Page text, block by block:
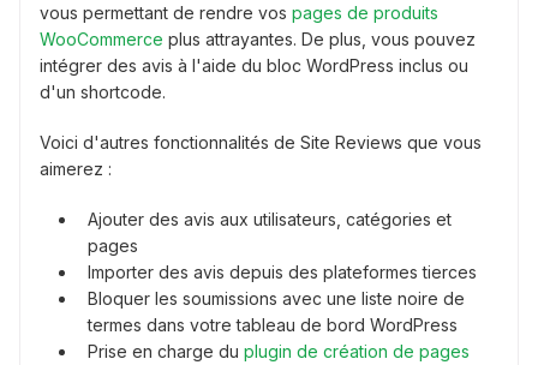
vous permettant de rendre vos pages de produits
WooCommerce plus attrayantes. De plus, vous pouvez
intégrer des avis à l'aide du bloc WordPress inclus ou
d'un shortcode.
Voici d'autres fonctionnalités de Site Reviews que vous
aimerez :
Ajouter des avis aux utilisateurs, catégories et
pages
Importer des avis depuis des plateformes tierces
Bloquer les soumissions avec une liste noire de
termes dans votre tableau de bord WordPress
Prise en charge du plugin de création de pages